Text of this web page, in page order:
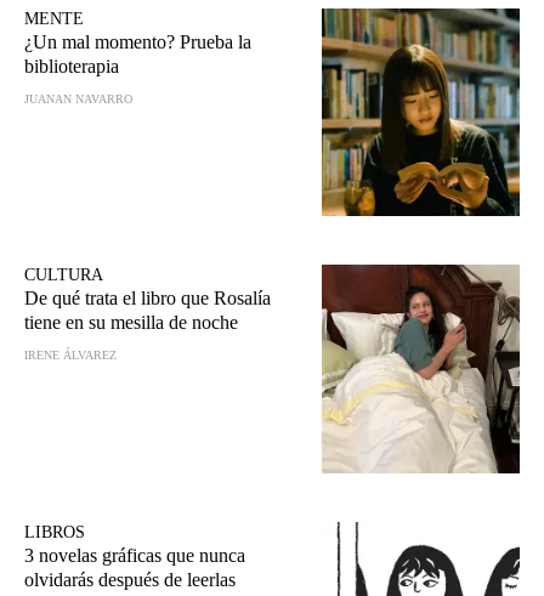
MENTE
¿Un mal momento? Prueba la
biblioterapia
JUANAN NAVARRO
CULTURA
De qué trata el libro que Rosalía
tiene en su mesilla de noche
IRENE ÁLVAREZ
LIBROS
3 novelas gráficas que nunca
olvidarás después de leerlas